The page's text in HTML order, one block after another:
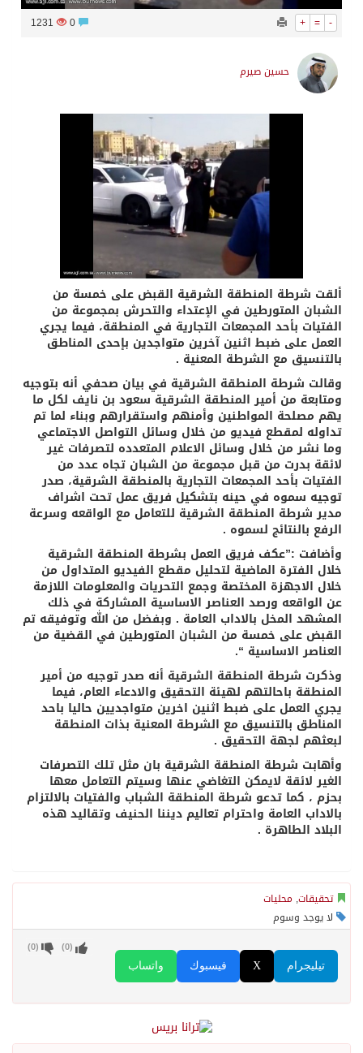
+ = -
1231
حسين صيرم
ألقت شرطة المنطقة الشرقية القبض على خمسة من
الشبان المتورطين في الإعتداء والتحرش بمجموعة من
الفتيات بأحد المجمعات التجارية في المنطقة، فيما يجري
العمل على ضبط اثنين آخرين متواجدين بإحدى المناطق
بالتنسيق مع الشرطة المعنية .
وقالت شرطة المنطقة الشرقية في بيان صحفي أنه بتوجيه
ومتابعة من أمير المنطقة الشرقية سعود بن نايف لكل ما
يهم مصلحة المواطنين وأمنهم واستقرارهم وبناء لما تم
تداوله لمقطع فيديو من خلال وسائل التواصل الاجتماعي
وما نشر من خلال وسائل الاعلام المتعدده لتصرفات غير
لائقة بدرت من قبل مجموعة من الشبان تجاه عدد من
الفتيات بأحد المجمعات التجارية بالمنطقة الشرقية، صدر
توجيه سموه في حينه بتشكيل فريق عمل تحت اشراف
مدير شرطة المنطقة الشرقية للتعامل مع الواقعه وسرعة
الرفع بالنتائج لسموه .
وأضافت :”عكف فريق العمل بشرطة المنطقة الشرقية
خلال الفترة الماضية لتحليل مقطع الفيديو المتداول من
خلال الاجهزة المختصة وجمع التحريات والمعلومات اللازمة
عن الواقعه ورصد العناصر الاساسية المشاركة في ذلك
المشهد المخل بالاداب العامة . وبفضل من الله وتوفيقه تم
القبض على خمسة من الشبان المتورطين في القضية من
العناصر الاساسية “.
وذكرت شرطة المنطقة الشرقية أنه صدر توجيه من أمير
المنطقة باحالتهم لهيئة التحقيق والادعاء العام، فيما
يجري العمل على ضبط اثنين اخرين متواجديين حاليا باحد
المناطق بالتنسيق مع الشرطة المعنية بذات المنطقة
لبعثهم لجهة التحقيق .
وأهابت شرطة المنطقة الشرقية بان مثل تلك التصرفات
الغير لائقة لايمكن التغاضي عنها وسيتم التعامل معها
بحزم ، كما تدعو شرطة المنطقة الشباب والفتيات بالالتزام
بالاداب العامة واحترام تعاليم ديننا الحنيف وتقاليد هذه
البلاد الطاهرة .
تحقيقات, محليات
لا يوجد وسوم
واتساب فيسبوك X تيليجرام
(
0
) (
0
)